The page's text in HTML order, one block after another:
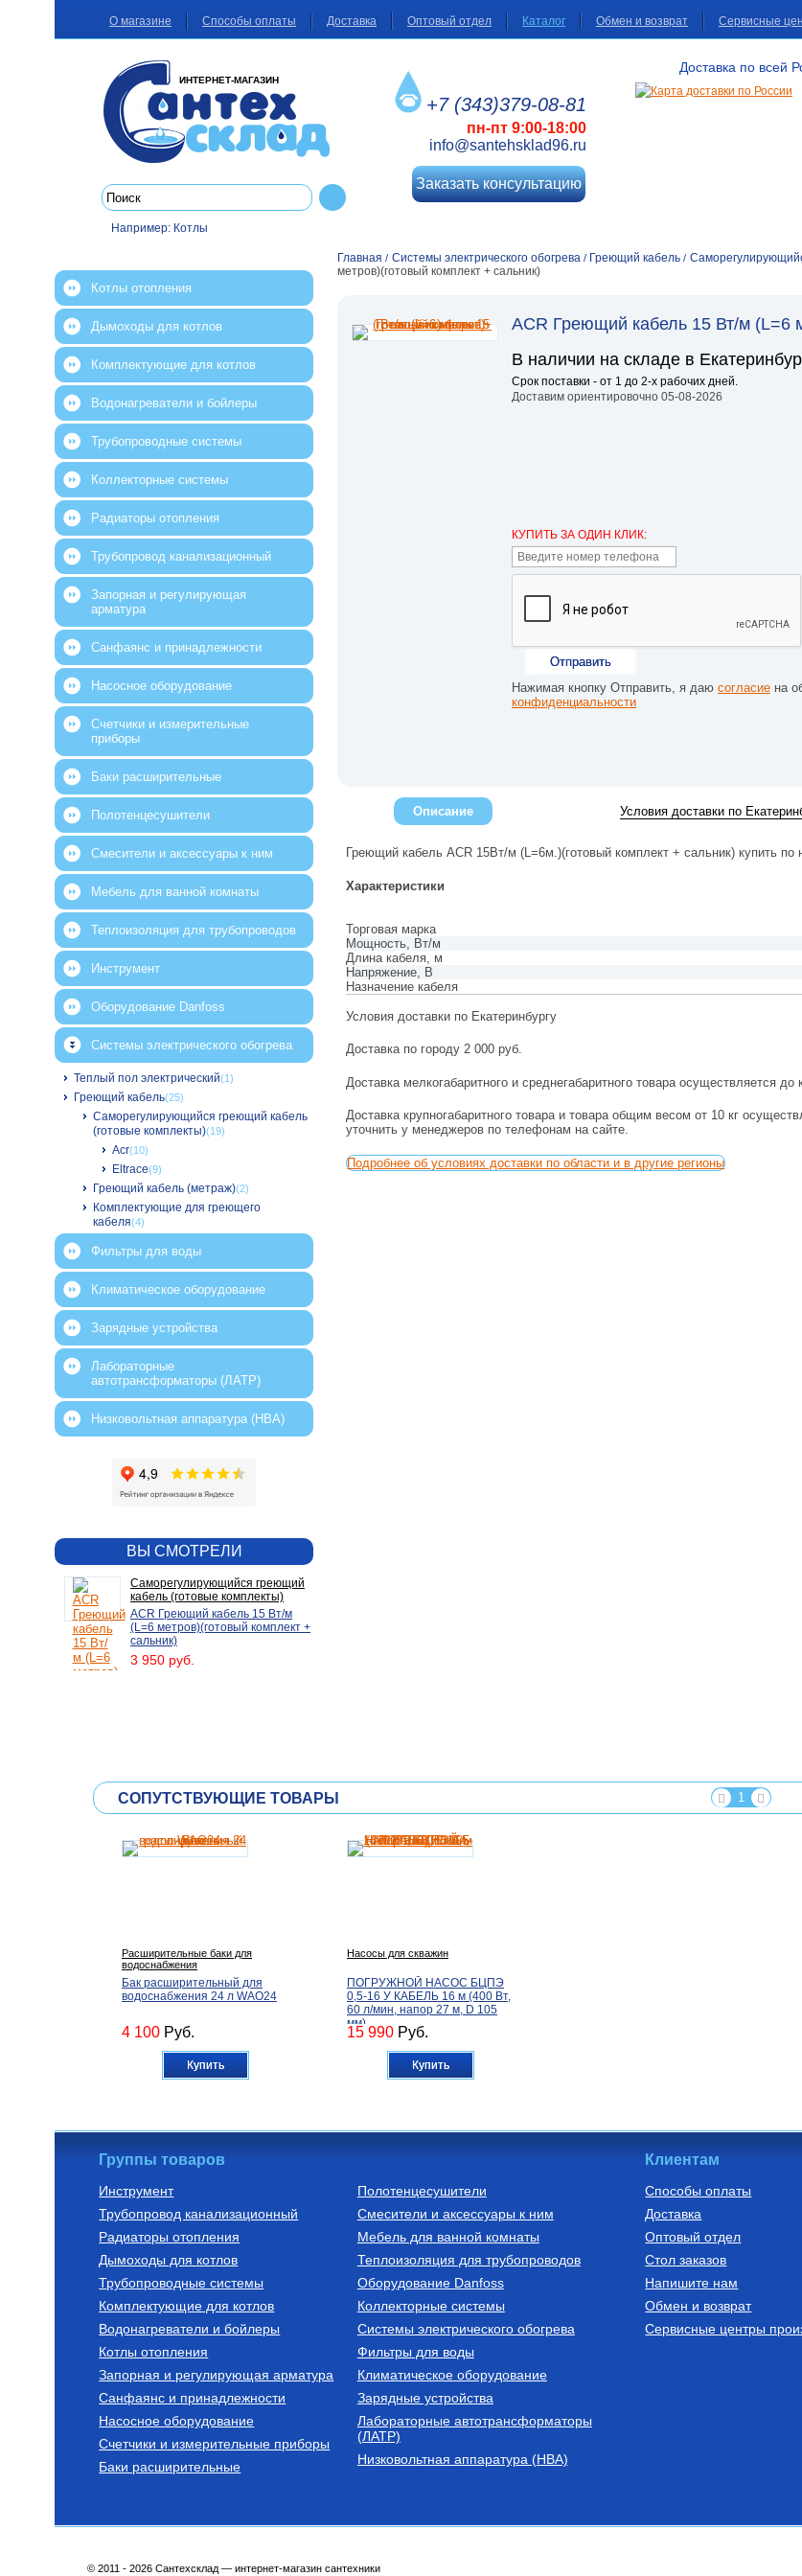
О магазине Способы оплаты Доставка Оптовый отдел Каталог Обмен и возврат Сервисные
ИНТЕРНЕТ-МАГАЗИН
Например: Котлы
+7 (343)379-08-81
пн-пт 9:00-18:00
info@santehsklad96.ru
Заказать консультацию
Доставка по всей
Главная / Системы электрического обогрева / Греющий кабель /
метров)(готовый комплект + сальник)
ACR Греющий кабель 15 Вт/м (L=6
В наличии на складе в
Срок поставки - от 1 до 2-х рабочих дней.
Доставим ориентировочно 05-08-2026
КУПИТЬ ЗА ОДИН КЛИК:
Отправить
Нажимая кнопку Отправить, я даю согласие на
конфиденциальности
Описание Условия доставки по
Греющий кабель ACR 15Вт/м (L=6м.)(готовый комплект + сальник) купить по
Характеристики
Торговая марка
Мощность, Вт/м
Длина кабеля, м
Напряжение, В
Назначение кабеля
Условия доставки по Екатеринбургу
Доставка по городу 2 000 руб.
Доставка мелкогабаритного и среднегабаритного товара осуществляется до
Доставка крупногабаритного товара и товара общим весом от 10 кг
уточнить у менеджеров по телефонам на сайте.
Подробнее об условиях доставки по области и в другие регионы
Котлы отопления
Дымоходы для котлов
Комплектующие для котлов
Водонагреватели и бойлеры
Трубопроводные системы
Коллекторные системы
Радиаторы отопления
Трубопровод канализационный
Запорная и регулирующая
арматура
Санфаянс и принадлежности
Насосное оборудование
Счетчики и измерительные
приборы
Баки расширительные
Полотенцесушители
Смесители и аксессуары к ним
Мебель для ванной комнаты
Теплоизоляция для трубопроводов
Инструмент
Оборудование Danfoss
Системы электрического обогрева
Теплый пол электрический(1)
Греющий кабель(25)
Саморегулирующийся греющий кабель
(готовые комплекты)(19)
Acr(10)
Eltrace(9)
Греющий кабель (метраж)(2)
Комплектующие для греющего
кабеля(4)
Фильтры для воды
Климатическое оборудование
Зарядные устройства
Лабораторные
автотрансформаторы (ЛАТР)
Низковольтная аппаратура (НВА)
ВЫ СМОТРЕЛИ
Саморегулирующийся греющий
кабель (готовые комплекты)
ACR Греющий кабель 15 Вт/м
(L=6 метров)(готовый комплект +
сальник)
3 950 руб.
СОПУТСТВУЮЩИЕ ТОВАРЫ 1
Расширительные баки для
водоснабжения
Бак расширительный для
водоснабжения 24 л WAO24
4 100 Руб.
Купить
Насосы для скважин
ПОГРУЖНОЙ НАСОС БЦПЭ
0,5-16 У КАБЕЛЬ 16 м (400 Вт,
60 л/мин, напор 27 м, D 105
мм)
15 990 Руб.
Купить
Труба ПНД
Труба ПНД 32х2,4 SDR 13,6
ПЭ 100 PN10 питьевая, синяя
64Руб.
Купить
Комплектующие для греющего
Муфта для установки кабеля в
трубу TRACECO 1/2х3/4"
950Руб.
Купить
Группы товаров
Инструмент
Трубопровод канализационный
Радиаторы отопления
Дымоходы для котлов
Трубопроводные системы
Комплектующие для котлов
Водонагреватели и бойлеры
Котлы отопления
Запорная и регулирующая арматура
Санфаянс и принадлежности
Насосное оборудование
Счетчики и измерительные приборы
Баки расширительные
Полотенцесушители
Смесители и аксессуары к ним
Мебель для ванной комнаты
Теплоизоляция для трубопроводов
Оборудование Danfoss
Коллекторные системы
Системы электрического обогрева
Фильтры для воды
Климатическое оборудование
Зарядные устройства
Лабораторные автотрансформаторы
(ЛАТР)
Низковольтная аппаратура (НВА)
Клиентам
Способы оплаты
Доставка
Оптовый отдел
Стол заказов
Напишите нам
Обмен и возврат
Сервисные центры
© 2011 - 2026 Сантехсклад — интернет-магазин сантехники